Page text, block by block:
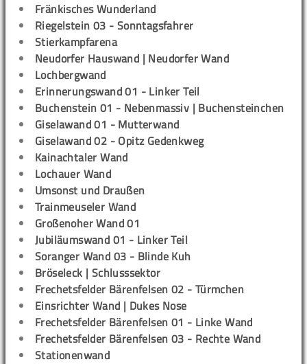
Fränkisches Wunderland
Riegelstein 03 - Sonntagsfahrer
Stierkampfarena
Neudorfer Hauswand | Neudorfer Wand
Lochbergwand
Erinnerungswand 01 - Linker Teil
Buchenstein 01 - Nebenmassiv | Buchensteinchen
Giselawand 01 - Mutterwand
Giselawand 02 - Opitz Gedenkweg
Kainachtaler Wand
Lochauer Wand
Umsonst und Draußen
Trainmeuseler Wand
Großenoher Wand 01
Jubiläumswand 01 - Linker Teil
Soranger Wand 03 - Blinde Kuh
Bröseleck | Schlusssektor
Frechetsfelder Bärenfelsen 02 - Türmchen
Einsrichter Wand | Dukes Nose
Frechetsfelder Bärenfelsen 01 - Linke Wand
Frechetsfelder Bärenfelsen 03 - Rechte Wand
Stationenwand